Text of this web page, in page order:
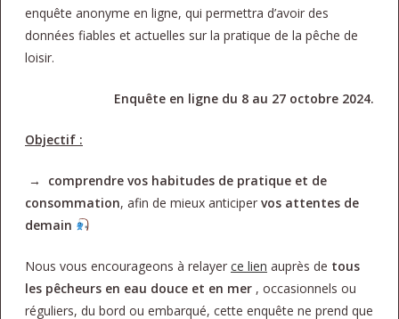
enquête anonyme en ligne, qui permettra d’avoir des
données fiables et actuelles sur la pratique de la pêche de
loisir.
Enquête en ligne du 8 au 27 octobre 2024.
Objectif :
→ comprendre vos habitudes de pratique et de
consommation, afin de mieux anticiper vos attentes de
demain
Nous vous encourageons à relayer ce lien auprès de tous
les pêcheurs en eau douce et en mer , occasionnels ou
réguliers, du bord ou embarqué, cette enquête ne prend que